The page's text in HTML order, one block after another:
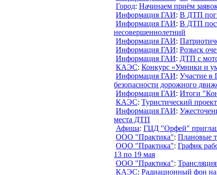
Город: Начинаем приём
Информация ГАИ: В ДТП
Информация ГАИ: В ДТП
несовершеннолетний
Информация ГАИ:
Информация ГАИ: Розыск
Информация ГАИ: ДТП с
КАЭС: Конкурс «Умники и
Информация ГАИ: Участие в
безопасности дорожного
Информация ГАИ: Итоги
КАЭС: Туристический
Информация ГАИ:
места ДТП
Афиша: ГЦД "Орфей"
ООО "Практика": Плановые
ООО "Практика": График
13 по 19 мая
ООО "Практика":
КАЭС: Радиационный фон на